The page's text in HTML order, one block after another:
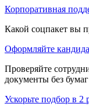
Корпоративная
Какой соцпакет вы
Оформляйте
Проверяйте
документы без
Ускорьте подбор в 2